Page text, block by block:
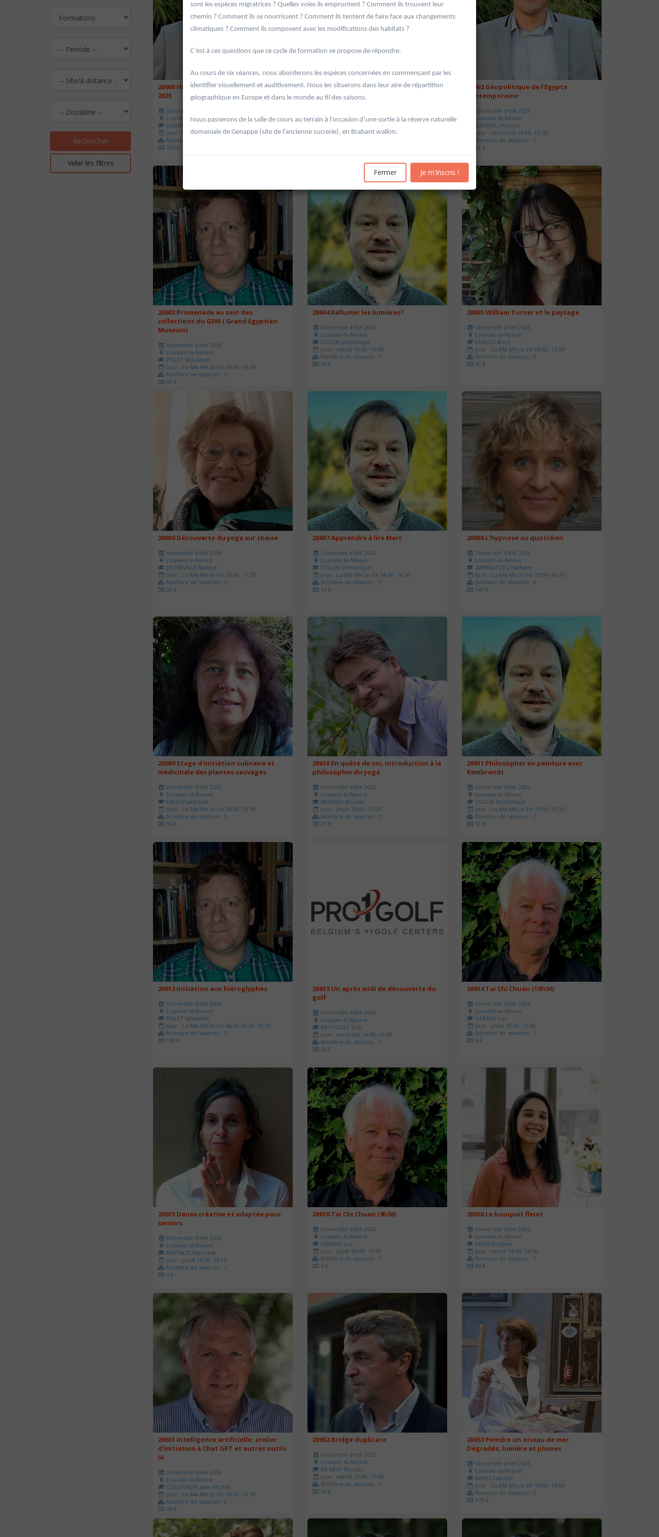
Rechercher
Vider les filtres
20600 Histoire de l'Allemagne de 1871 à
2025
Université d'été 2026
Louvain-la-Neuve
GABRIEL Vincent
Jour : Lu-Ma-Me-Je-Ve 10:30- 13:00
Nombre de séances : 5
120 €
20601 Géopolitique de l'énergie
Université d'été 2026
GABRIEL Vincent
Jour : Lu-Ma-Me-Je-Ve-Sa-Di 10:30- 13:00
Nombre de séances : 5
20602 Géopolitique de l'Egypte
contemporaine
Université d'été 2026
Louvain-la-Neuve
GABRIEL Vincent
Jour : mercredi 10:30- 13:00
Nombre de séances : 1
21 €
20603 Promenade au sein des
collections du GEM ( Grand Egyptian
Museum)
Université d'été 2026
Louvain-la-Neuve
POLET Sébastien
Jour : Lu-Ma-Me-Je-Ve 10:00- 16:00
Nombre de séances : 2
80 €
20604 Rallumer les lumières?
Université d'été 2026
Louvain-la-Neuve
COLLIN Dominique
Jour : mardi 10:00- 16:00
Nombre de séances : 1
60 €
20605 William Turner et le paysage
Université d'été 2026
Louvain-la-Neuve
DUBOIS Anne
Jour : Lu-Ma-Me-Je-Ve 09:45- 12:00
Nombre de séances : 2
42 €
20606 Découverte du yoga sur chaise
Université d'été 2026
Louvain-la-Neuve
DETERVILLE Nadine
Jour : Lu-Ma-Me-Je-Ve 10:00- 11:15
Nombre de séances : 3
30 €
20607 Apprendre à lire Marc
Université d'été 2026
Louvain-la-Neuve
COLLIN Dominique
Jour : Lu-Ma-Me-Je-Ve 14:00- 16:30
Nombre de séances : 2
51 €
20608 L'hypnose au quotidien
Université d'été 2026
Louvain-la-Neuve
ZAMMATTEO Nathalie
Jour : Lu-Ma-Me-Je-Ve 09:00- 16:30
Nombre de séances : 2
140 €
20609 Stage d'initiation culinaire et
médicinale des plantes sauvages
Université d'été 2026
Louvain-la-Neuve
BAUS Françoise
Jour : Lu-Ma-Me-Je-Ve 09:00- 13:00
Nombre de séances : 3
90 €
20610 En quête de soi, introduction à la
philosophie du yoga
Université d'été 2026
Louvain-la-Neuve
MONSEU Nicolas
Jour : jeudi 10:00- 12:00
Nombre de séances : 1
21 €
20611 Philosopher en peinture avec
Rembrandt
Université d'été 2026
Louvain-la-Neuve
COLLIN Dominique
Jour : Lu-Ma-Me-Je-Ve 14:00- 16:30
Nombre de séances : 2
51 €
20612 Initiation aux hiéroglyphes
Université d'été 2026
Louvain-la-Neuve
POLET Sébastien
Jour : Lu-Ma-Me-Je-Ve-Sa-Di 09:30- 12:30
Nombre de séances : 5
140 €
20613 Un après midi de découverte du
golf
Université d'été 2026
Louvain-la-Neuve
PRO1GOLF Zoé
Jour : vendredi 14:00- 16:00
Nombre de séances : 1
45 €
20614 Tai Chi Chuan (10h30)
Université d'été 2026
Louvain-la-Neuve
GÉRARD Luc
Jour : jeudi 10:30- 11:30
Nombre de séances : 1
0 €
20615 Danse créative et adaptée pour
seniors
Université d'été 2026
Louvain-la-Neuve
RASTALDI Manuela
Jour : jeudi 15:00- 16:15
Nombre de séances : 1
0 €
20616 Tai Chi Chuan (9h30)
Université d'été 2026
Louvain-la-Neuve
GÉRARD Luc
Jour : jeudi 09:30- 10:30
Nombre de séances : 1
0 €
20650 Le bouquet fleuri
Université d'été 2026
Louvain-la-Neuve
DENIS Evelyne
Jour : mardi 14:00- 16:30
Nombre de séances : 1
60 €
20651 Intelligence artificielle: atelier
d'initiation à Chat GPT et autres outils
IA
Université d'été 2026
Louvain-la-Neuve
COLLIGNON Jean-Michel
Jour : Lu-Ma-Me-Je-Ve 09:00- 12:00
Nombre de séances : 2
80 €
20652 Bridge duplicate
Université d'été 2026
Louvain-la-Neuve
DE NÈVE Nicolas
Jour : mardi 10:00- 17:00
Nombre de séances : 1
50 €
20653 Peindre un oiseau de mer.
Dégradés, lumière et plumes
Université d'été 2026
Louvain-la-Neuve
RAVET Isabelle
Jour : Lu-Ma-Me-Je-Ve 10:00- 16:00
Nombre de séances : 2
175 €
sont les espèces migratrices ? Quelles voies ils empruntent ? Comment ils trouvent leur
chemin ? Comment ils se nourrissent ? Comment ils tentent de faire face aux changements
climatiques ? Comment ils composent avec les modifications des habitats ?
C’est à ces questions que ce cycle de formation se propose de répondre.
Au cours de six séances, nous aborderons les espèces concernées en commençant par les
identifier visuellement et auditivement. Nous les situerons dans leur aire de répartition
géographique en Europe et dans le monde au fil des saisons.
Nous passerons de la salle de cours au terrain à l’occasion d’une sortie à la réserve naturelle
domaniale de Genappe (site de l’ancienne sucrerie), en Brabant wallon.
Fermer Je m'inscris !